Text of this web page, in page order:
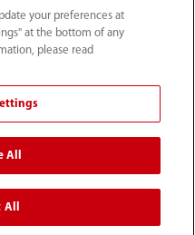
su questo sito
gestite da
Italy Srl non esercita
ogni responsabilità
che potrebbero non
normative e ai requisiti
your preferences at
at the bottom of any
please read
All